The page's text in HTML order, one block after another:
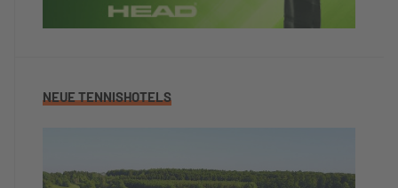
NEUE TENNISHOTELS